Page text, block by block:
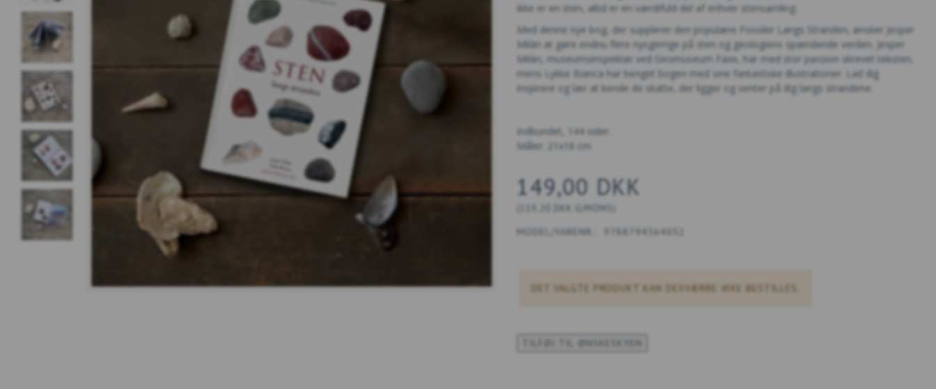
ikke er en sten, altid er en værdifuld del af enhver stensamling.
Med denne nye bog, der supplerer den populære Fossiler Langs Stranden, ønsker Jesper
Milàn at gøre endnu flere nysgerrige på sten og geologiens spændende verden. Jesper
Milàn, museumsinspektør ved Geomuseum Faxe, har med stor passion skrevet teksten,
mens Lykke Bianca har beriget bogen med sine fantastiske illustrationer. Lad dig
inspirere og lær at kende de skatte, der ligger og venter på dig langs strandene.
Indbundet, 144 sider.
Måler: 21x16 cm
149,00 DKK
119,20 DKK U/MOMS
MODEL/VARENR.: 9788794564052
DET VALGTE PRODUKT KAN DESVÆRRE IKKE BESTILLES.
TILFØJ TIL ØNSKESKYEN